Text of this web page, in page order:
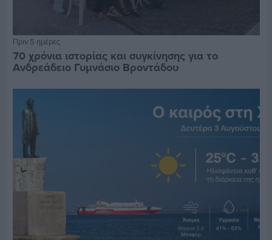
Πριν 5 ημέρες
70 χρόνια ιστορίας και συγκίνησης για το
Ανδρεάδειο Γυμνάσιο Βροντάδου